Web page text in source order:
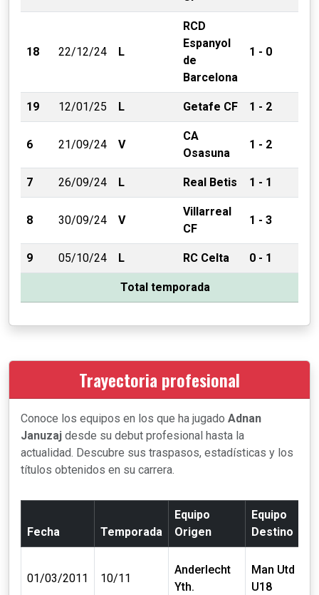
18 22/12/24 L
RCD
Espanyol
de
Barcelona
1 - 0
19 12/01/25 L Getafe CF 1 - 2
6 21/09/24 V
CA
Osasuna
1 - 2
7 26/09/24 L Real Betis 1 - 1
8 30/09/24 V
Villarreal
CF
1 - 3
9 05/10/24 L RC Celta 0 - 1
Total temporada
Trayectoria profesional
Conoce los equipos en los que ha jugado Adnan
Januzaj desde su debut profesional hasta la
actualidad. Descubre sus traspasos, estadísticas y los
títulos obtenidos en su carrera.
Fecha Temporada
Equipo
Origen
Equipo
Destino
01/03/2011 10/11
Anderlecht
Yth.
Man Utd
U18